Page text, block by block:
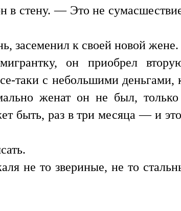
стену. — Это не
засеменил к своей новой жене.
он приобрел
таки с небольшими деньгами,
женат он не был,
быть, раз в три месяца — и
не то звериные, не то